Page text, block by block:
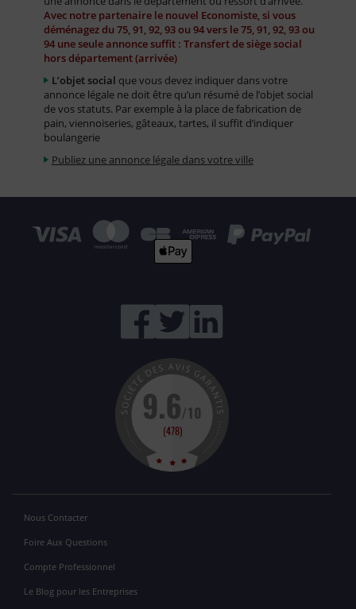
Avec notre partenaire le nouvel Economiste, si vous
déménagez du 75, 91, 92, 93 ou 94 vers le 75, 91, 92, 93 ou
94 une seule annonce suffit : Transfert de siège social
hors département (arrivée)
L’objet social que vous devez indiquer dans votre
annonce légale ne doit être qu’un résumé de l’objet social
de vos statuts. Par exemple à la place de fabrication de
pain, viennoiseries, gâteaux, tartes, il suffit d’indiquer
boulangerie
Publiez une annonce légale dans votre ville
Nous Contacter
Foire Aux Questions
Compte Professionnel
Le Blog pour les Entreprises